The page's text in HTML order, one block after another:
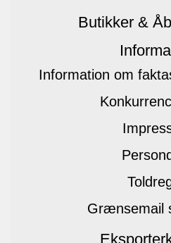
Butikker &
Information om
Grænsemail